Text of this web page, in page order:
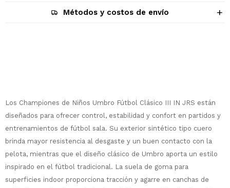
Métodos y costos de envío
Los Championes de Niños Umbro Fútbol Clásico III IN JRS están
diseñados para ofrecer control, estabilidad y confort en partidos y
entrenamientos de fútbol sala. Su exterior sintético tipo cuero
brinda mayor resistencia al desgaste y un buen contacto con la
pelota, mientras que el diseño clásico de Umbro aporta un estilo
inspirado en el fútbol tradicional. La suela de goma para
superficies indoor proporciona tracción y agarre en canchas de
¡Sumate a la forma más ágil de
comprar!
Comprá en 3 cuotas sin recargo o hasta
en 12 cuotas * ¡Solo con tu cédula!